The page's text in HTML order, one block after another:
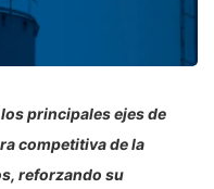
principales ejes de
competitiva de la
reforzando su